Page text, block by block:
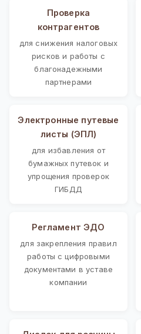
Проверка
контрагентов
для снижения налоговых
рисков и работы с
благонадежными
партнерами
Электронные путевые
листы (ЭПЛ)
для избавления от
бумажных путевок и
упрощения проверок
ГИБДД
Регламент ЭДО
для закрепления правил
работы с цифровыми
документами в уставе
компании